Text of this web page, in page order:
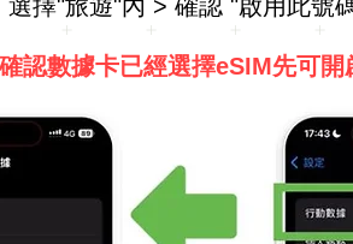
擇"旅遊"內 > 確認 "啟用此號
認數據卡已經選擇eSIM先可